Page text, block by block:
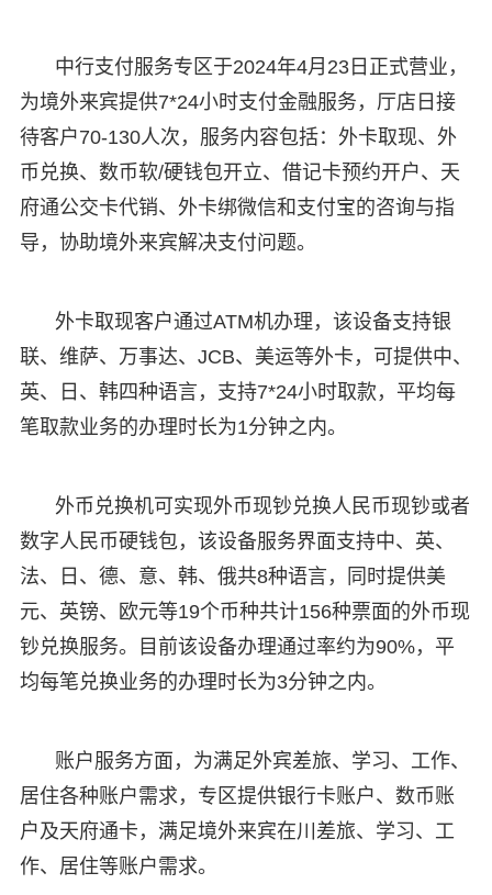
中行支付服务专区于2024年4月23日正式营业，
为境外来宾提供7*24小时支付金融服务，厅店日接
待客户70-130人次，服务内容包括：外卡取现、外
币兑换、数币软/硬钱包开立、借记卡预约开户、天
府通公交卡代销、外卡绑微信和支付宝的咨询与指
导，协助境外来宾解决支付问题。
外卡取现客户通过ATM机办理，该设备支持银
联、维萨、万事达、JCB、美运等外卡，可提供中、
英、日、韩四种语言，支持7*24小时取款，平均每
笔取款业务的办理时长为1分钟之内。
外币兑换机可实现外币现钞兑换人民币现钞或者
数字人民币硬钱包，该设备服务界面支持中、英、
法、日、德、意、韩、俄共8种语言，同时提供美
元、英镑、欧元等19个币种共计156种票面的外币现
钞兑换服务。目前该设备办理通过率约为90%，平
均每笔兑换业务的办理时长为3分钟之内。
账户服务方面，为满足外宾差旅、学习、工作、
居住各种账户需求，专区提供银行卡账户、数币账
户及天府通卡，满足境外来宾在川差旅、学习、工
作、居住等账户需求。